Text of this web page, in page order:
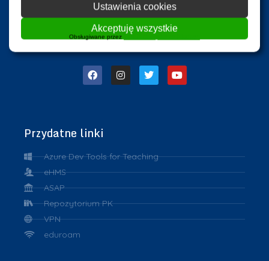
Przydatne linki
Azure Dev Tools for Teaching
eHMS
ASAP
Repozytorium PK
VPN
eduroam
Ustawienia cookies
Akceptuję wszystkie
Obsługiwane przez